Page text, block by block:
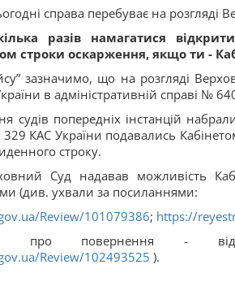
справа перебуває на розгляді
разів намагатися
строки оскарження,якщо ти -
зазначимо, що на розгляді
в адміністративній справі №
судів попередніх інстанцій
329 КАС України подавались
строку.
Суд надавав можливість
(див. ухвали за посиланнями:
Review/101079386; https://
про повернення -
Review/102493525 ).